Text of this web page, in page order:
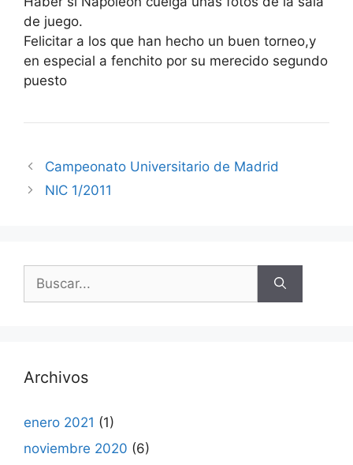
de juego.
Felicitar a los que han hecho un buen torneo,y
en especial a fenchito por su merecido segundo
puesto
Campeonato Universitario de Madrid
NIC 1/2011
Archivos
enero 2021 (1)
noviembre 2020 (6)